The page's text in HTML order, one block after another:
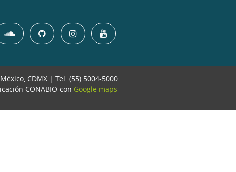
CDMX | Tel. (55) 5004-5000
CONABIO con Google maps